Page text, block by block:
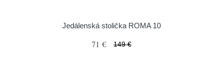
Jedálenská stolička ROMA 10
71 € 149 €